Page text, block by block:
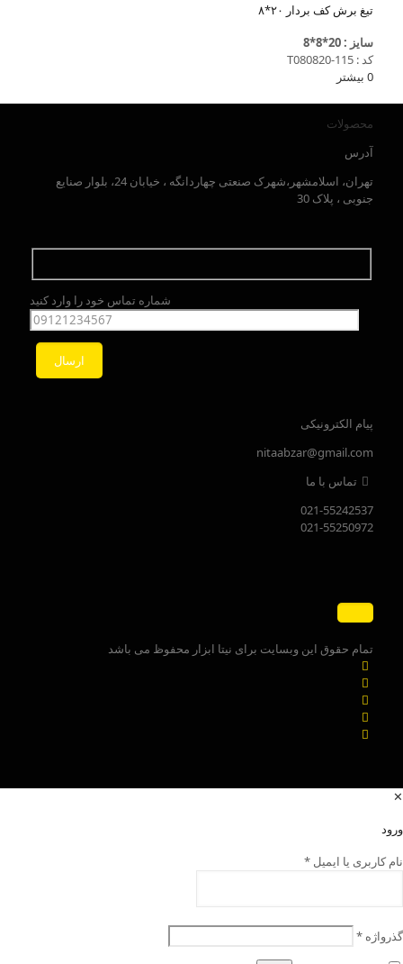
تیغ برش کف بردار ۲۰*۸
سایز : 20*8*8
کد : T080820-115
0 بیشتر
محصولات
آدرس
تهران، اسلامشهر،شهرک صنعتی چهاردانگه ، خیابان 24، بلوار صنایع
جنوبی ، پلاک 30
شماره تماس خود را وارد کنید
پیام الکترونیکی
nitaabzar@gmail.com
تماس با ما
021-55242537
021-55250972
تمام حقوق این وبسایت برای نیتا ابزار محفوظ می باشد
✕
ورود
نام کاربری یا ایمیل *
گذرواژه *